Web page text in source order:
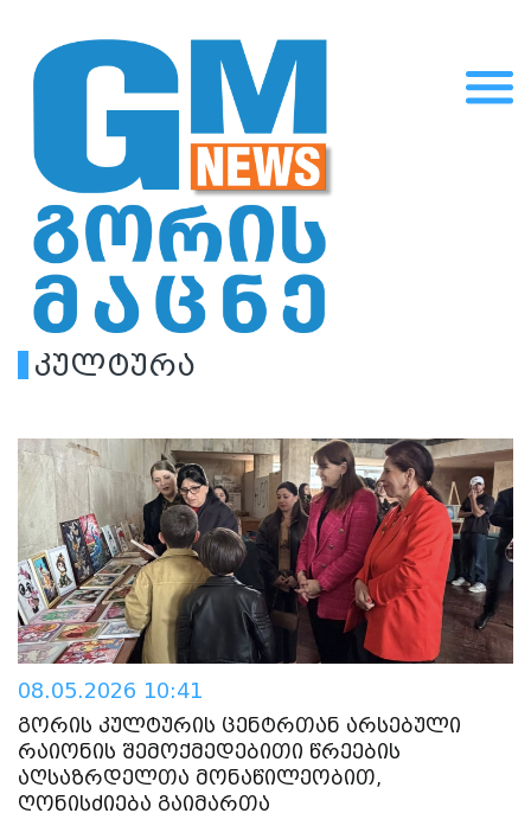
კულტურა
08.05.2026 10:41
გორის კულტურის ცენტრთან არსებული
რაიონის შემოქმედებითი წრეების
აღსაზრდელთა მონაწილეობით,
ღონისძიება გაიმართა